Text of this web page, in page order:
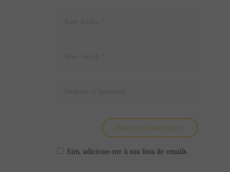
Sim, adicione-me à sua lista de emails.